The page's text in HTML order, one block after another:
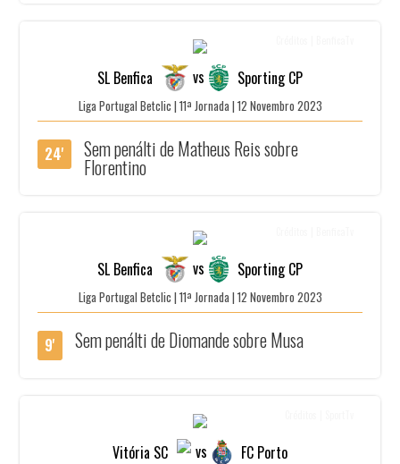
SL Benfica vs Sporting CP
Liga Portugal Betclic | 11ª Jornada | 12 Novembro 2023
24' Sem penálti de Matheus Reis sobre
Florentino
SL Benfica vs Sporting CP
Liga Portugal Betclic | 11ª Jornada | 12 Novembro 2023
9' Sem penálti de Diomande sobre Musa
Vitória SC vs FC Porto